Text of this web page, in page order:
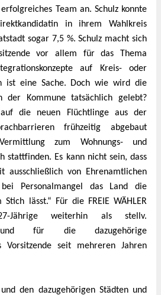
Team an. Schulz konnte
in ihrem Wahlkreis
sogar 7,5 %. Schulz macht sich
vor allem für das Thema
auf Kreis- oder
ist eine Sache. Doch wie wird die
der Kommune tatsächlich gelebt?
die neuen Flüchtlinge aus der
frühzeitig abgebaut
zum Wohnungs- und
stattfinden. Es kann nicht sein, dass
von Ehrenamtlichen
Personalmangel das Land die
lässt.“ Für die FREIE WÄHLER
Jährige weiterhin als stellv.
und für die dazugehörige
Vorsitzende seit mehreren Jahren
den dazugehörigen Städten und